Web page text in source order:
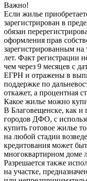
Важно!
Если жилье
зарегистрирован в
обязан
оформления прав
зарегистрированным
лет. Факт регистрации
чем через 9 месяцев с
ЕГРН и отражены в
поддержке по
откажет, а процентная
Какое жилье можно
В Благовещенске, как
городов ДФО, с
купить готовое жилье
на любой стадии
кредитования может
многоквартирном доме
Разрешается также
на участке,